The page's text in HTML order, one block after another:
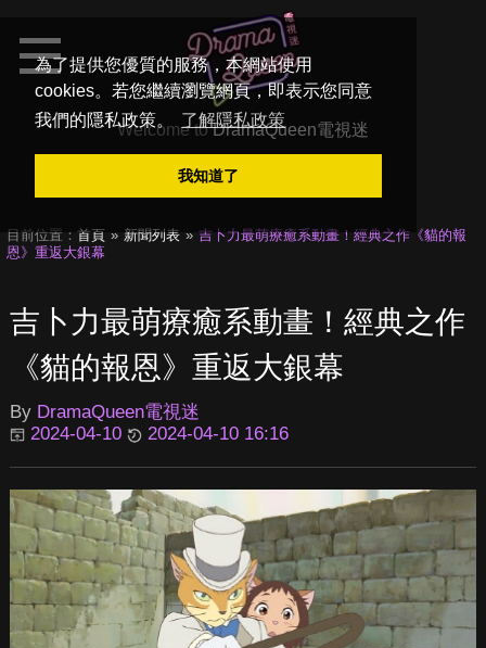
為了提供您優質的服務，本網站使用
cookies。若您繼續瀏覽網頁，即表示您同意
我們的隱私政策。
了解隱私政策
我知道了
Welcome toDramaQueen電視迷
目前位置： 首頁 新聞列表
吉卜力最萌療癒系動畫！經典之作《貓的報
恩》重返大銀幕
吉卜力最萌療癒系動畫！經典之作
《貓的報恩》重返大銀幕
By DramaQueen電視迷
2024-04-10
2024-04-10 16:16